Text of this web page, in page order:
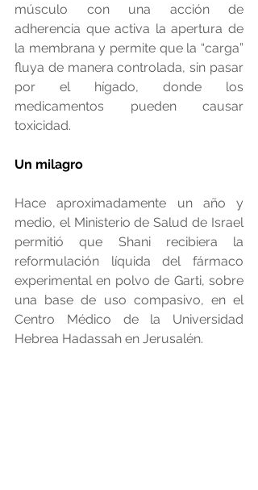
músculo con una acción de
adherencia que activa la apertura de
la membrana y permite que la “carga”
fluya de manera controlada, sin pasar
por el hígado, donde los
medicamentos pueden causar
toxicidad.
Un milagro
Hace aproximadamente un año y
medio, el Ministerio de Salud de Israel
permitió que Shani recibiera la
reformulación líquida del fármaco
experimental en polvo de Garti, sobre
una base de uso compasivo, en el
Centro Médico de la Universidad
Hebrea Hadassah en Jerusalén.